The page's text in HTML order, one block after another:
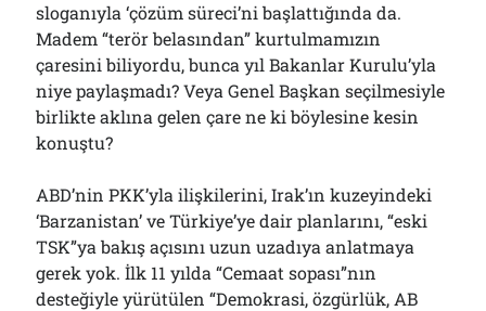
Arşivler
Arşivler
sloganıyla ‘çözüm süreci’ni başlattığında da.
Madem “terör belasından” kurtulmamızın
çaresini biliyordu, bunca yıl Bakanlar Kurulu’yla
niye paylaşmadı? Veya Genel Başkan seçilmesiyle
birlikte aklına gelen çare ne ki böylesine kesin
konuştu?
ABD’nin PKK’yla ilişkilerini, Irak’ın kuzeyindeki
‘Barzanistan’ ve Türkiye’ye dair planlarını, “eski
TSK”ya bakış açısını uzun uzadıya anlatmaya
gerek yok. İlk 11 yılda “Cemaat sopası”nın
desteğiyle yürütülen “Demokrasi, özgürlük, AB